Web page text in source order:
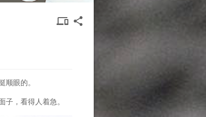
devices other
DEVICES
share
SHARE
眼的。
，看得人着急。